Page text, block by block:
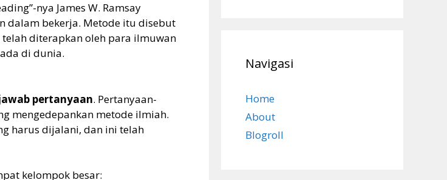
nya James W. Ramsay
dalam bekerja. Metode itu disebut
diterapkan oleh para ilmuwan
di dunia.
pertanyaan. Pertanyaan-
mengedepankan metode ilmiah.
harus dijalani, dan ini telah
kelompok besar:
Navigasi
Home
About
Blogroll